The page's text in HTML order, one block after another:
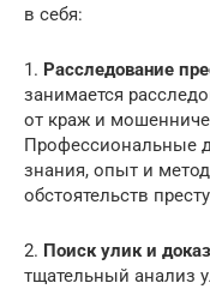
в себя:
1. Расследование
занимается
от краж и
Профессиональные
знания, опыт и
обстоятельств
2. Поиск улик и
тщательный анализ